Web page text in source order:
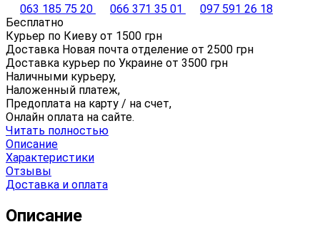
063 185 75 20
066 371 35 01
097 591 26 18
Бесплатно
Курьер по Киеву от 1500 грн
Доставка Новая почта отделение от 2500 грн
Доставка курьер по Украине от 3500 грн
Наличными курьеру,
Наложенный платеж,
Предоплата на карту / на счет,
Онлайн оплата на сайте.
Читать полностью
Описание
Характеристики
Отзывы
Доставка и оплата
Описание